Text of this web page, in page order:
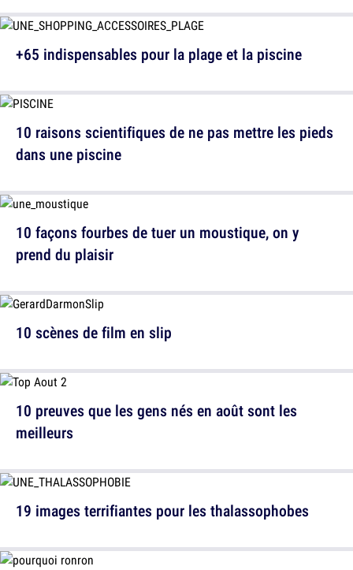
+65 indispensables pour la plage et la piscine
10 façons fourbes de tuer un moustique, on y
prend du plaisir
10 preuves que les gens nés en août sont les
meilleurs
10 raisons scientifiques de ne pas mettre les pieds
dans une piscine
10 scènes de film en slip
19 images terrifiantes pour les thalassophobes